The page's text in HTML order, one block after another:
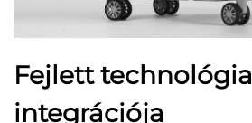
Fejlett technológia
integrációja